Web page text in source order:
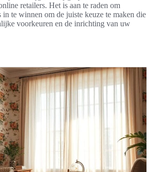
retailers. Het is aan te raden om
in te winnen om de juiste keuze te maken die
voorkeuren en de inrichting van uw